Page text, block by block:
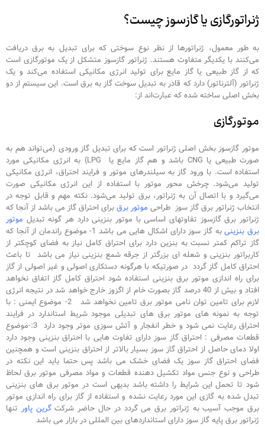
ژنراتورگازی یا گازسوز چیست؟
به طور معمول، ژنراتورها از نظر نوع سوختی که برای تبدیل به برق دریافت
می‌کنند با یکدیگر متفاوت هستند. ژنراتور گازسوز متشکل از یک موتورگازی است
که از گاز طبیعی یا گاز مایع برای تولید انرژی مکانیکی استفاده می‌کند و یک
ژنراتور (آلترناتور) دارد که قادر به تبدیل سوخت گاز به برق است. این سیستم از دو
بخش اصلی ساخته شده که عبارت‌اند از:
موتورگازی
موتور گازسوز بخش اصلی ژنراتور است که برای تبدیل گاز ورودی (می‌تواند هم به
صورت طبیعی یا CNG باشد و هم گاز مایع یا LPG) به انرژی مکانیکی مورد
استفاده است. با ورود گاز به سیلندرهای موتور و فرایند احتراق، انرژی مکانیکی
تولید می‌شود. چرخش محور موتور با استفاده از این انرژی مکانیکی صورت
می‌گیرد و با اتصال آن به ژنراتور، برق تولید می‌شود. نکته مهم و قابل توجه در
انتخاب ژنراتور برق گاز سوز طراحی موتور برقبرای احتراق گاز می باشد از آنجا که
ژنراتور برق گازسوز تفاوتهای اساسی با موتور بنزینی دارد هر گونه تبدیل موتور
برق بنزینی
به گاز سوز دارای اشکال هایی می باشد 1- موضوع راندمان از آنجا که
گاز تراکم کمتر نسبت به بنزین دارد برای احتراق کامل نیاز به فضای کوچکتر از
کاربراتور بنزینی و شعله ای بزرگتر از جرقه شمع بنزینی نیاز می باشد تا باعث
احتراق کامل گاز گردد در صورتیکه با هرگونه دستکاری اصولی و غیر اصولی از گاز
برای راه اندازی موتور برق بنزینی استفاده شود احتراق کامل گاز اتفاق نخواهد
افتاد و بیش از 40 درصد گاز بصورت خام از اگزوز خارج خواهد شد در نتیجه انرژی
لازم برای تامین توان نامی موتور برق تامین نخواهد شد 2- موضوع ایمنی : با
توجه به نمونه های موتور برق های تبدیلی موجود شریط استاندارد در فرایند
احتراق رعایت نمی شود و خطر انفجار و آتش سوزی موتر وجود دارد 3:-موضوع
قطعات مصرفی : احتراق گاز سوز دارای تفاوت هایی با احتراق بنزینی وجود دارد
اولا دمای حاصل از احتراق گاز سوز بسیار بالاتر از احتراق بنزینی است و همچنین
فضای احتراق گاز سوز یک فضای خشک می باشد پس حتما باید این نکته در
طراحی و نوع جنس مواد تکشیل دهنده قطعات و مواد مصرفی موتور برق لحاظ
شود تا تحمل این شرایط را داشته باشد بدیهی است در موتور برق های بنزینی
تبدل شده به گازی این مورد رعایت نشده و استفاده از گاز برای راه اندازی موتور
برق موجب آسیب به ژنراتور برق می گردد در حال حاضر شرکتگرین پاور تنها
ژنراتور برق پایه گاز سوز دارای استانداردهای بین المللی در بازار می باشد